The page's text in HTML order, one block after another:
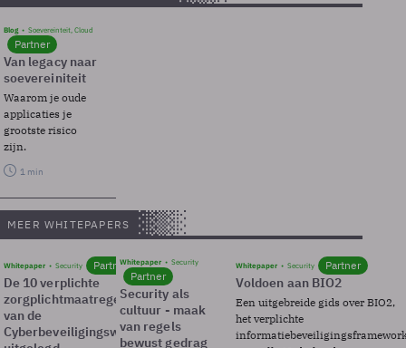
Blog Soevereinteit, Cloud
Partner
Van legacy naar
soevereiniteit
Waarom je oude
applicaties je
grootste risico
zijn.
1 min
MEER WHITEPAPERS
Whitepaper Security Partner
De 10 verplichte
zorgplichtmaatregelen
van de
Cyberbeveiligingswet
Whitepaper Security
Partner
Security als
cultuur - maak
van regels
bewust gedrag
Whitepaper Security Partner
Voldoen aan BIO2
Een uitgebreide gids over BIO2,
het verplichte